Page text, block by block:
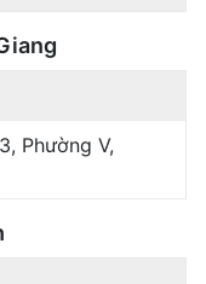
Phường V,